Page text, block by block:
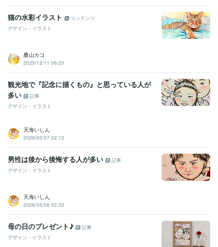
猫の水彩イラスト
コンテンツ
デザイン・イラスト
桑山カコ
2025/12/11 06:25
観光地で『記念に描くもの』と思っている人が
多い
記事
デザイン・イラスト
天海いしん
2026/05/07 02:12
男性は後から後悔する人が多い
記事
デザイン・イラスト
天海いしん
2026/05/06 02:33
母の日のプレゼント♪
記事
デザイン・イラスト